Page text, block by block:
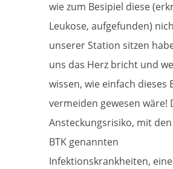
wie zum Besipiel diese
Leukose, aufgefunden)
unserer Station sitzen
uns das Herz bricht und
wissen, wie einfach dieses
vermeiden gewesen wäre!
Ansteckungsrisiko, mit
BTK genannten
Infektionskrankheiten,